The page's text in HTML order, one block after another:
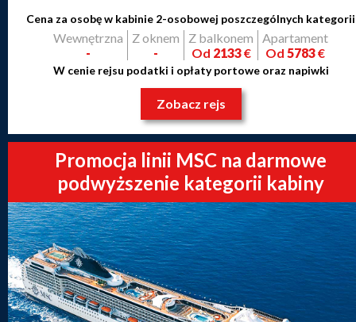
Cena za osobę w kabinie 2-osobowej poszczególnych kategorii
Wewnętrzna
-
Z oknem
-
Z balkonem
Od 2133€
Apartament
Od 5783€
W cenie rejsu podatki i opłaty portowe oraz napiwki
Zobacz rejs
Promocja linii MSC na darmowe
podwyższenie kategorii kabiny